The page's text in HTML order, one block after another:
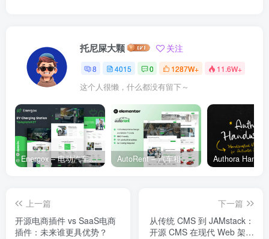
托尼屎大颗 关注
8 4015 0 1287W+ 11.6W+
这个人很懒，什么都没有留下～
Energox – 电动汽车充电站 Elementor 模板套件 AutoRent – 汽车租赁服务 Elementor 模板套件
上一篇
开源电商插件 vs SaaS电商
插件：未来谁更具优势？
下一篇
从传统 CMS 到 JAMstack：
开源 CMS 在现代 Web 架构